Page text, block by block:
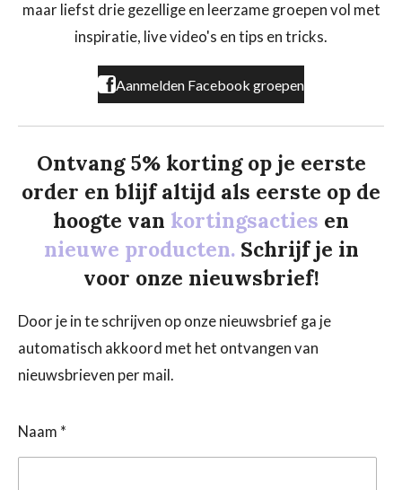
o
k
r
a
maar liefst drie gezellige en leerzame groepen vol met
inspiratie, live video's en tips en tricks.
Aanmelden Facebook groepen
Ontvang 5% korting op je eerste
order en blijf altijd als eerste op de
hoogte van kortingsacties en
nieuwe producten. Schrijf je in
voor onze nieuwsbrief!
Door je in te schrijven op onze nieuwsbrief ga je
automatisch akkoord met het ontvangen van
nieuwsbrieven per mail.
Naam *